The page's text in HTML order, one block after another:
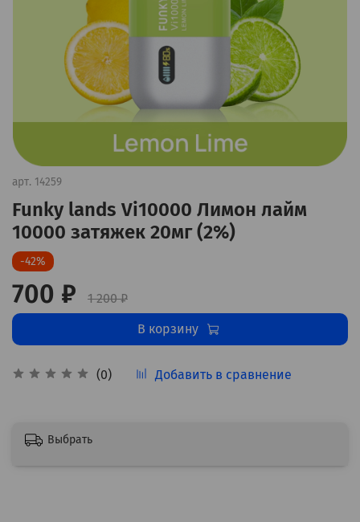
арт. 14259
Funky lands Vi10000 Лимон лайм
10000 затяжек 20мг (2%)
(0) Добавить в сравнение
-42%
700 ₽
1 200 ₽
В корзину
Выбрать